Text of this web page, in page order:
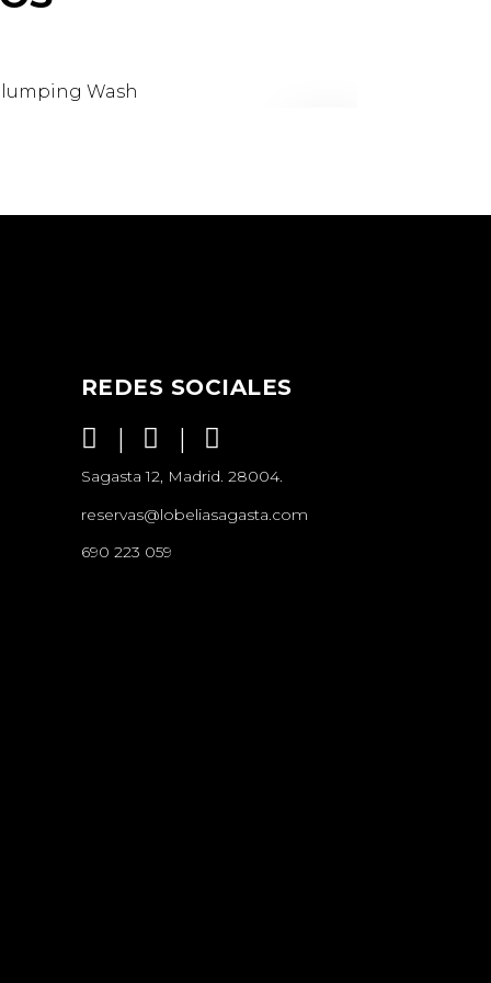
REDES SOCIALES
Sagasta 12, Madrid. 28004.
reservas@lobeliasagasta.com
690 223 059